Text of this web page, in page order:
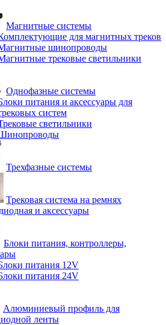
Магнитные системы
для магнитных треков
шинопроводы
трековые светильники
Однофазные системы
питания и аксессуары для
систем
светильники
Трехфазные системы
Трековая система на ремнях
и аксессуары
Блоки питания, контроллеры,
питания 12V
питания 24V
Алюминиевый профиль для
ленты